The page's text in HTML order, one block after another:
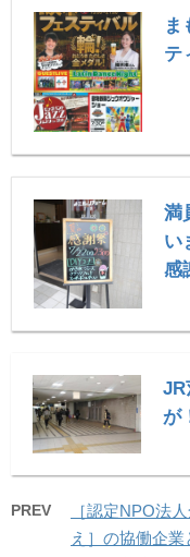
ま
テ
満
い
感
JR
が
PREV
［認定NPO法
え］の協働企